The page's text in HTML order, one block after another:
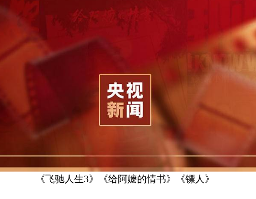
《飞驰人生3》《给阿嬷的情书》《镖人》